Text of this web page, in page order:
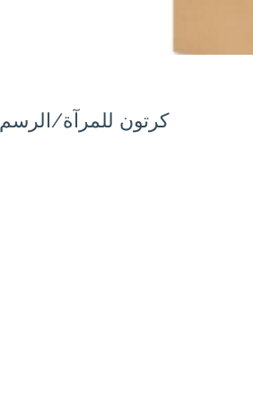
كرتون للمرآة/الرسم